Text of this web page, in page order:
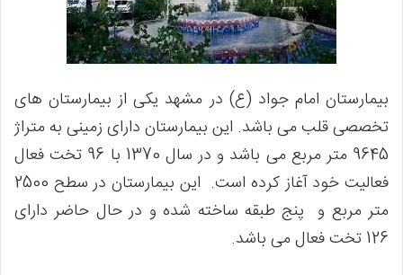
بیمارستان امام جواد (ع) در مشهد یکی از بیمارستان های
تخصصی قلب می باشد. این بیمارستان دارای زمینی به متراژ
9645 متر مربع می باشد و در سال 1370 با 96 تخت فعال
فعالیت خود آغاز کرده است. این بیمارستان در سطح 2500
متر مربع و پنج طبقه ساخته شده و در حال حاضر دارای
126 تخت فعال می باشد.